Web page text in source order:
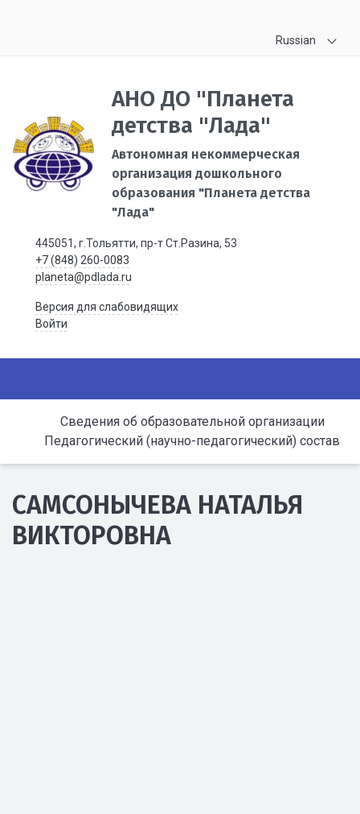
Russian
АНО ДО "Планета
детства "Лада"
Автономная некоммерческая
организация дошкольного
образования "Планета детства
"Лада"
445051, г.Тольятти, пр-т Ст.Разина, 53
+7 (848) 260-0083
planeta@pdlada.ru
Версия для слабовидящих
Войти
Сведения об образовательной организации
Педагогический (научно-педагогический) состав
САМСОНЫЧЕВА НАТАЛЬЯ
ВИКТОРОВНА